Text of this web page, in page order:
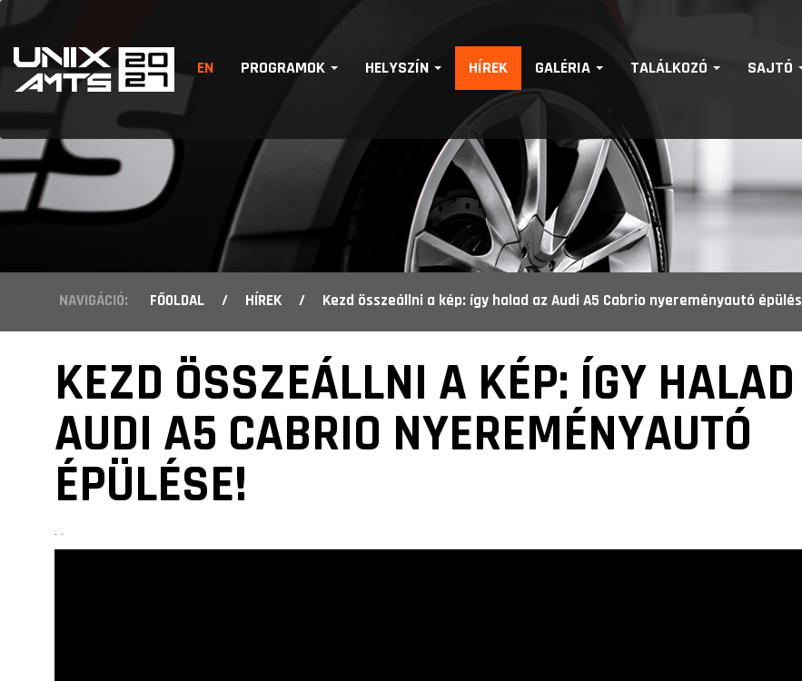
EN PROGRAMOK HELYSZÍN HÍREK GALÉRIA TALÁLKOZÓ SAJTÓ
NAVIGÁCIÓ: FŐOLDAL / HÍREK / Kezd összeállni a kép: így halad az Audi A5 Cabrio nyereményautó
KEZD ÖSSZEÁLLNI A KÉP: ÍGY
AUDI A5 CABRIO NYEREMÉNYAUTÓ
ÉPÜLÉSE!
. .